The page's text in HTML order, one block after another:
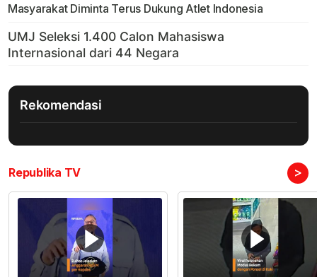
Masyarakat Diminta Terus Dukung Atlet Indonesia
Rekomendasi
Republika TV >